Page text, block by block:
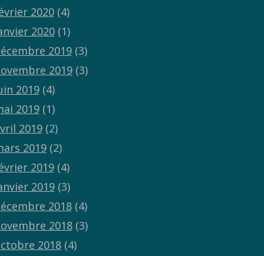
2020(4)
2020(1)
2019(3)
2019(3)
2019(4)
2019(1)
2019(2)
2019(2)
2019(4)
2019(3)
2018(4)
2018(3)
2018(4)